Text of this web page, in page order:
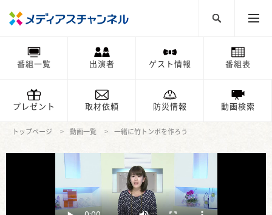
番組一覧 出演者 ゲスト情報 番組表
プレゼント 取材依頼 防災情報 動画検索
トップページ 動画一覧 一緒に竹トンボを作ろう